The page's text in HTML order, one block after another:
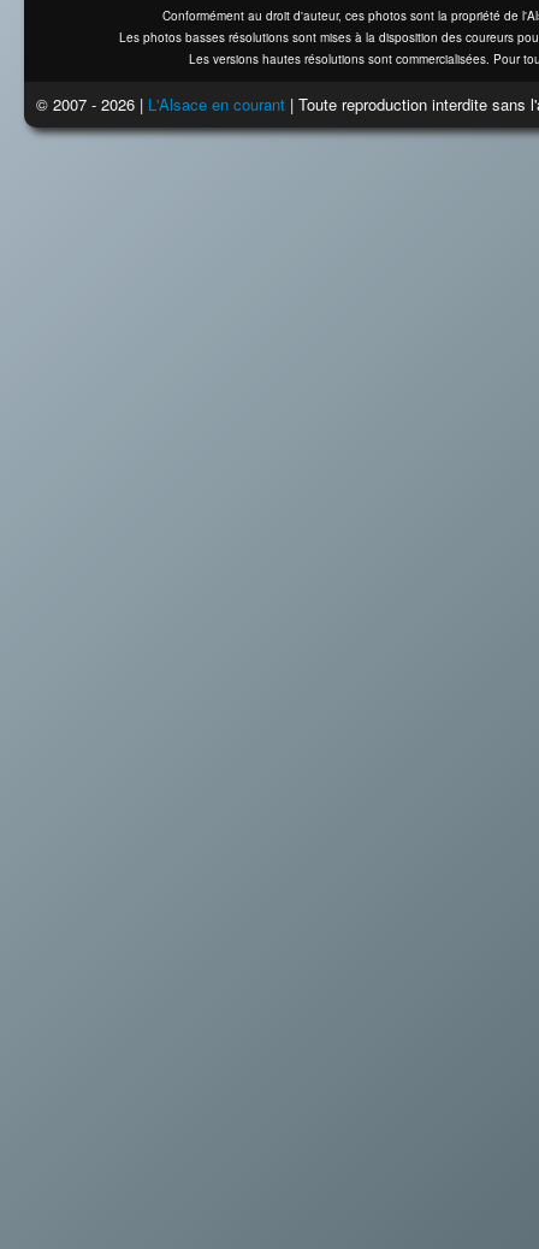
Conformément au droit d'auteur, ces photos sont la propriété de
Les photos basses résolutions sont mises à la disposition des coureurs
Les versions hautes résolutions sont commercialisées. Pour
© 2007 - 2026 | L'Alsace en courant | Toute reproduction interdite sans